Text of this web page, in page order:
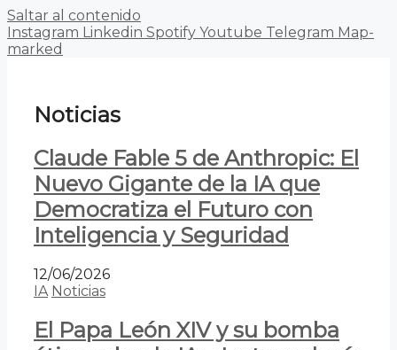
Saltar al contenido
Instagram Linkedin Spotify Youtube Telegram Map-
marked
Noticias
Claude Fable 5 de Anthropic: El
Nuevo Gigante de la IA que
Democratiza el Futuro con
Inteligencia y Seguridad
12/06/2026
IA Noticias
El Papa León XIV y su bomba